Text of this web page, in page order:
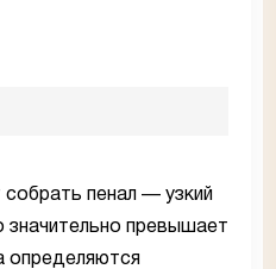
пенал — узкий
превышает
определяются